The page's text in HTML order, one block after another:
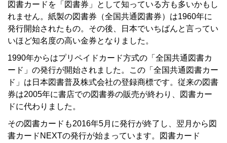
図書カードを「図書券」として知っている方も多いかもし
れません。紙製の図書券（全国共通図書券）は1960年に
発行開始されたもの。その後、日本でいちばんと言ってい
いほど知名度の高い金券となりました。
1990年からはプリペイドカード方式の「全国共通図書カ
ード」の発行が開始されました。この「全国共通図書カー
ド」は日本図書普及株式会社の登録商標です。従来の図書
券は2005年に書店での図書券の販売が終わり、図書カー
ドに代わりました。
その図書カードも2016年5月に発行が終了し、翌月から図
書カードNEXTの発行が始まっています。図書カード